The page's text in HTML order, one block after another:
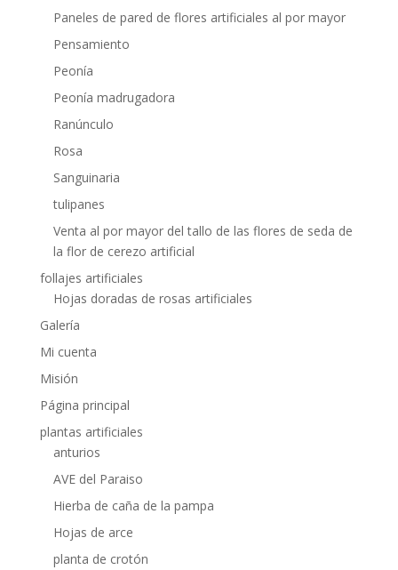
Paneles de pared de flores artificiales al por mayor
Pensamiento
Peonía
Peonía madrugadora
Ranúnculo
Rosa
Sanguinaria
tulipanes
Venta al por mayor del tallo de las flores de seda de
la flor de cerezo artificial
follajes artificiales
Hojas doradas de rosas artificiales
Galería
Mi cuenta
Misión
Página principal
plantas artificiales
anturios
AVE del Paraiso
Hierba de caña de la pampa
Hojas de arce
planta de crotón